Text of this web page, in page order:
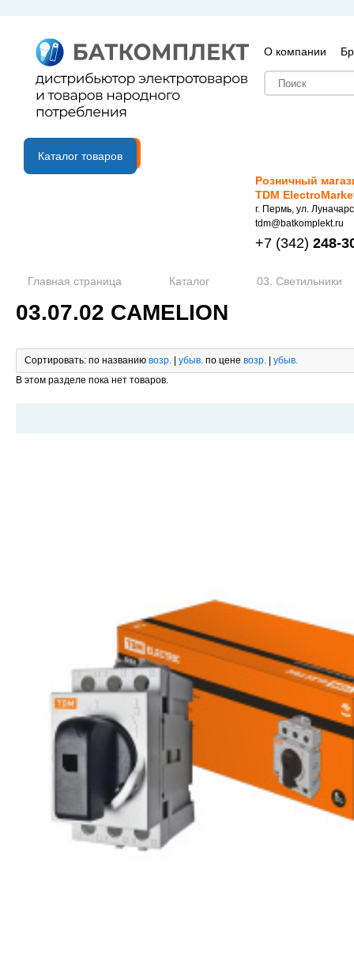
О компании
B2B портал
Каталог товаров
Розничный
TDM
г. Пермь, ул.
tdm@batkomplekt.ru
+7 (342) 248-
Главная страница Каталог 03. Светильники
03.07.02 CAMELION
Сортировать: по названию возр. | убыв. по цене возр. | убыв.
В этом разделе пока нет товаров.